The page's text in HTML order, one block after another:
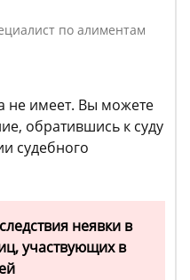
по алиментам
не имеет. Вы можете
обратившись к суду
судебного
неявки в
участвующих в